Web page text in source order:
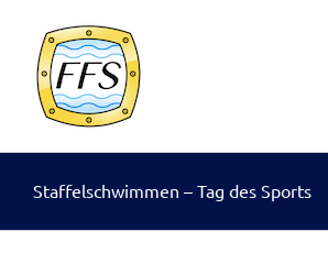
springen
Staffelschwimmen – Tag des Sports